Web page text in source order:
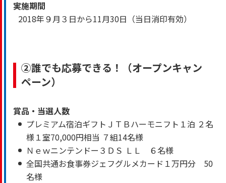
実施期間
2018年９月３日から11月30日（当日消印有効）
②誰でも応募できる！（オープンキャン
ペーン）
賞品・当選人数
プレミアム宿泊ギフトＪＴＢハーモニフト１泊 ２名
様１室70,000円相当 ７組14名様
Ｎｅｗニンテンドー３ＤＳ ＬＬ ６名様
全国共通お食事券ジェフグルメカード１万円分 50
名様